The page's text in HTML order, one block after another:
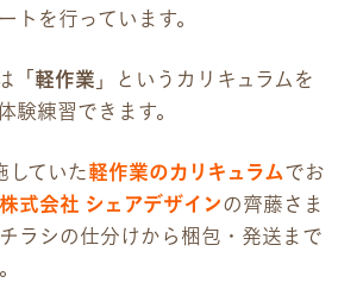
ついて
断
ト
レット
トを行っています。
「 軽作業 」というカリキュラムを
験練習できます。
していた軽作業のカリキュラムでお
株式会社 シェアデザインの齊藤さま
ラシの仕分けから梱包・発送まで